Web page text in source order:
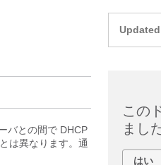
バとの間で DHCP
は異なります。通
この
まし
はい